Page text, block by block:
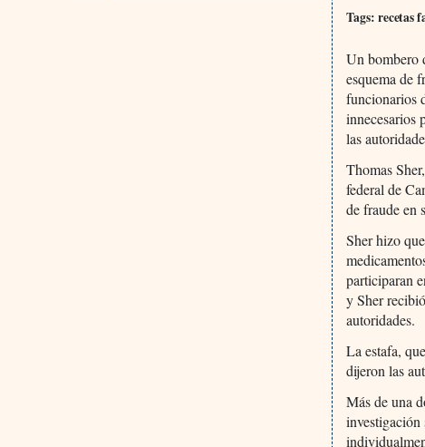
Tags: recetas
Un bombero
esquema de
funcionarios
innecesarios
las
Thomas
federal de
de fraude en
Sher hizo
participaran
y Sher
autoridades.
La estafa,
dijeron las
Más de una
investigación